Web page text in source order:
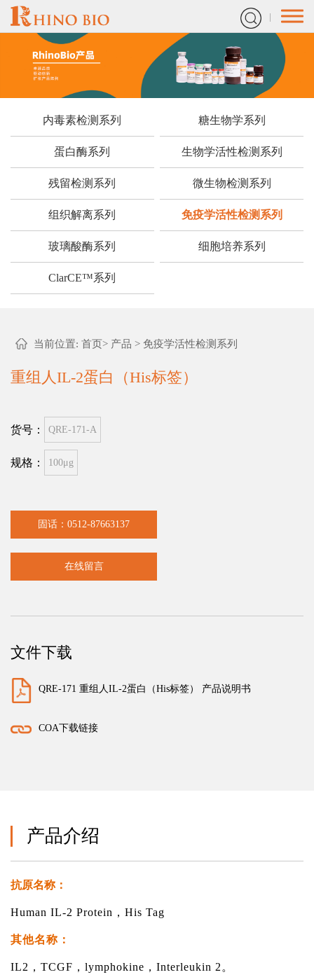
内毒素检测系列 糖生物学系列
蛋白酶系列 生物学活性检测系列
残留检测系列 微生物检测系列
组织解离系列 免疫学活性检测系列
玻璃酸酶系列 细胞培养系列
ClarCE™系列
当前位置: 首页> 产品 > 免疫学活性检测系列
重组人IL-2蛋白（His标签）
货号： QRE-171-A
规格： 100μg
固话：0512-87663137
在线留言
文件下载
QRE-171 重组人IL-2蛋白（His标签） 产品说明书
COA下载链接
产品介绍
抗原名称：
Human IL-2 Protein，His Tag
其他名称：
IL2，TCGF，lymphokine，Interleukin 2。